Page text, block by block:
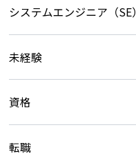
システムエンジニア（SE）
未経験
資格
転職